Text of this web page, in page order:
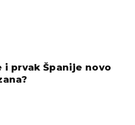
i prvak Španije novo